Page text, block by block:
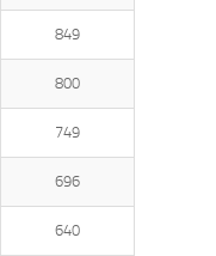
849
800
749
696
640